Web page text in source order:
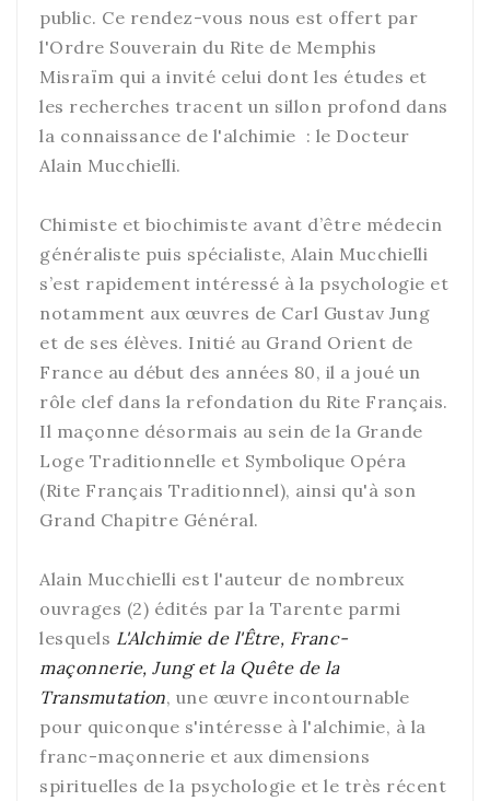
public. Ce rendez-vous nous est offert par
l'Ordre Souverain du Rite de Memphis
Misraïm qui a invité celui dont les études et
les recherches tracent un sillon profond dans
la connaissance de l'alchimie : le Docteur
Alain Mucchielli.
Chimiste et biochimiste avant d’être médecin
généraliste puis spécialiste, Alain Mucchielli
s’est rapidement intéressé à la psychologie et
notamment aux œuvres de Carl Gustav Jung
et de ses élèves. Initié au Grand Orient de
France au début des années 80, il a joué un
rôle clef dans la refondation du Rite Français.
Il maçonne désormais au sein de la Grande
Loge Traditionnelle et Symbolique Opéra
(Rite Français Traditionnel), ainsi qu'à son
Grand Chapitre Général.
Alain Mucchielli est l'auteur de nombreux
ouvrages (2) édités par la Tarente parmi
lesquels L'Alchimie de l'Être, Franc-
maçonnerie, Jung et la Quête de la
Transmutation, une œuvre incontournable
pour quiconque s'intéresse à l'alchimie, à la
franc-maçonnerie et aux dimensions
spirituelles de la psychologie et le très récent